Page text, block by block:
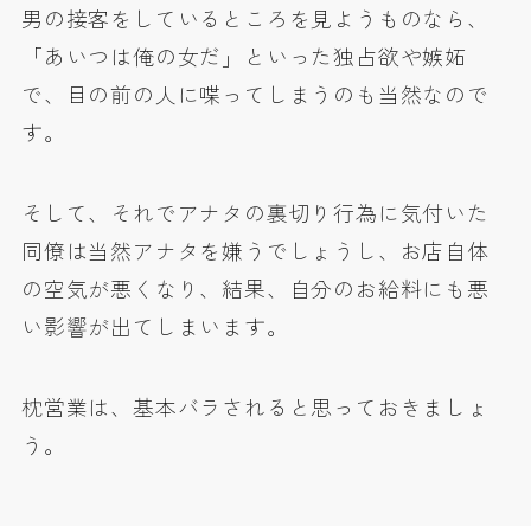
男の接客をしているところを見ようものなら、
「あいつは俺の女だ」といった独占欲や嫉妬
で、目の前の人に喋ってしまうのも当然なので
す。
そして、それでアナタの裏切り行為に気付いた
同僚は当然アナタを嫌うでしょうし、お店自体
の空気が悪くなり、結果、自分のお給料にも悪
い影響が出てしまいます。
枕営業は、基本バラされると思っておきましょ
う。